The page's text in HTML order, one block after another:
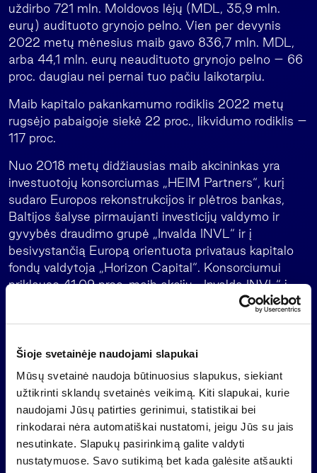
Šioje svetainėje naudojami slapukai
Mūsų svetainė naudoja būtinuosius slapukus, siekiant
užtikrinti sklandų svetainės veikimą. Kiti slapukai, kurie
naudojami Jūsų patirties gerinimui, statistikai bei
rinkodarai nėra automatiškai nustatomi, jeigu Jūs su jais
nesutinkate. Slapukų pasirinkimą galite valdyti
nustatymuose. Savo sutikimą bet kada galėsite atšaukti
uždirbo 721 mln. Moldovos lėjų (MDL, 35,9 mln.
eurų) audituoto grynojo pelno. Vien per devynis
2022 metų mėnesius maib gavo 836,7 mln. MDL,
arba 44,1 mln. eurų neaudituoto grynojo pelno – 66
proc. daugiau nei pernai tuo pačiu laikotarpiu.
Maib kapitalo pakankamumo rodiklis 2022 metų
rugsėjo pabaigoje siekė 22 proc., likvidumo rodiklis –
117 proc.
Nuo 2018 metų didžiausias maib akcininkas yra
investuotojų konsorciumas „HEIM Partners“, kurį
sudaro Europos rekonstrukcijos ir plėtros bankas,
Baltijos šalyse pirmaujanti investicijų valdymo ir
gyvybės draudimo grupė „Invalda INVL“ ir į
besivystančią Europą orientuota privataus kapitalo
fondų valdytoja „Horizon Capital“. Konsorciumui
priklauso 41,09 proc. maib akcijų. „Invalda INVL“ į
banką investavo per bendrovę „MD Partners“, kurioje
Management“ valdomą fondą „INVL Special
Opportunities Fund“.
Apie maib
Maib yra didžiausias Moldovos bankas, kuriam 2022
m. rugsėjo 30 d. teko 32,5 proc. šalies bankų turto ir
36,3 proc. paskolų. Bankas aptarnauja daugiau nei